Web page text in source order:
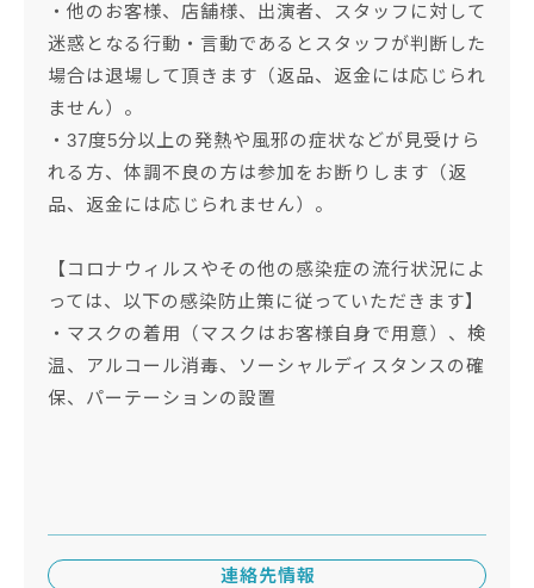
・他のお客様、店舗様、出演者、スタッフに対して
迷惑となる行動・言動であるとスタッフが判断した
場合は退場して頂きます（返品、返金には応じられ
ません）。
・37度5分以上の発熱や風邪の症状などが見受けら
れる方、体調不良の方は参加をお断りします（返
品、返金には応じられません）。
【コロナウィルスやその他の感染症の流行状況によ
っては、以下の感染防止策に従っていただきます】
・マスクの着用（マスクはお客様自身で用意）、検
温、アルコール消毒、ソーシャルディスタンスの確
保、パーテーションの設置
連絡先情報